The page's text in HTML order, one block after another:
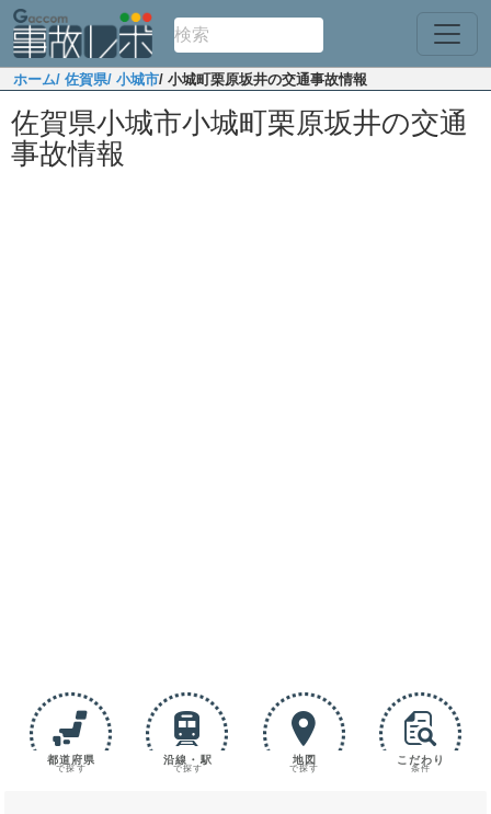
ホーム/ 佐賀県/ 小城市/ 小城町栗原坂井の交通事故情報
佐賀県小城市小城町栗原坂井の交通
事故情報
都道府県
で探す
沿線・駅
で探す
地図
で探す
こだわり
条件